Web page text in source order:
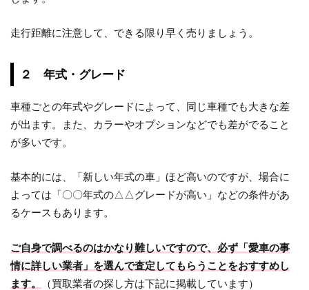
走行距離に注意して、できる限り早く売りましょう。
２ 年式・グレード
車種ごとの年式やグレードによって、同じ車種でも大きな差
が出ます。また、カラーやオプションなどでも差がでること
が多いです。
基本的には、「新しい年式の車」ほど高いのですが、場合に
よっては「〇〇年式の△△グレードが高い」などの条件があ
るケースもあります。
ご自身で調べるのはかなり難しいですので、必ず「愛車の事
情に詳しい業者」を選んで査定してもらうことをおすすめし
ます。
（買取業者の探し方は下記に掲載しています）